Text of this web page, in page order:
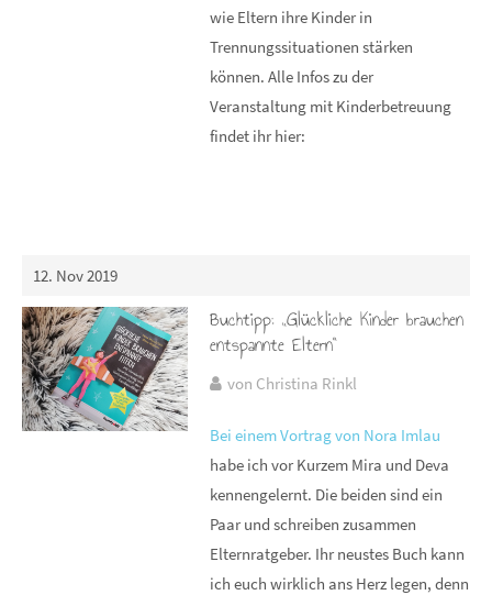
wie Eltern ihre Kinder in
Trennungssituationen stärken
können. Alle Infos zu der
Veranstaltung mit Kinderbetreuung
findet ihr hier:
12. Nov 2019
Buchtipp: „Glückliche Kinder brauchen
entspannte Eltern“
von Christina Rinkl
Bei einem Vortrag von Nora Imlau
habe ich vor Kurzem Mira und Deva
kennengelernt. Die beiden sind ein
Paar und schreiben zusammen
Elternratgeber. Ihr neustes Buch kann
ich euch wirklich ans Herz legen, denn